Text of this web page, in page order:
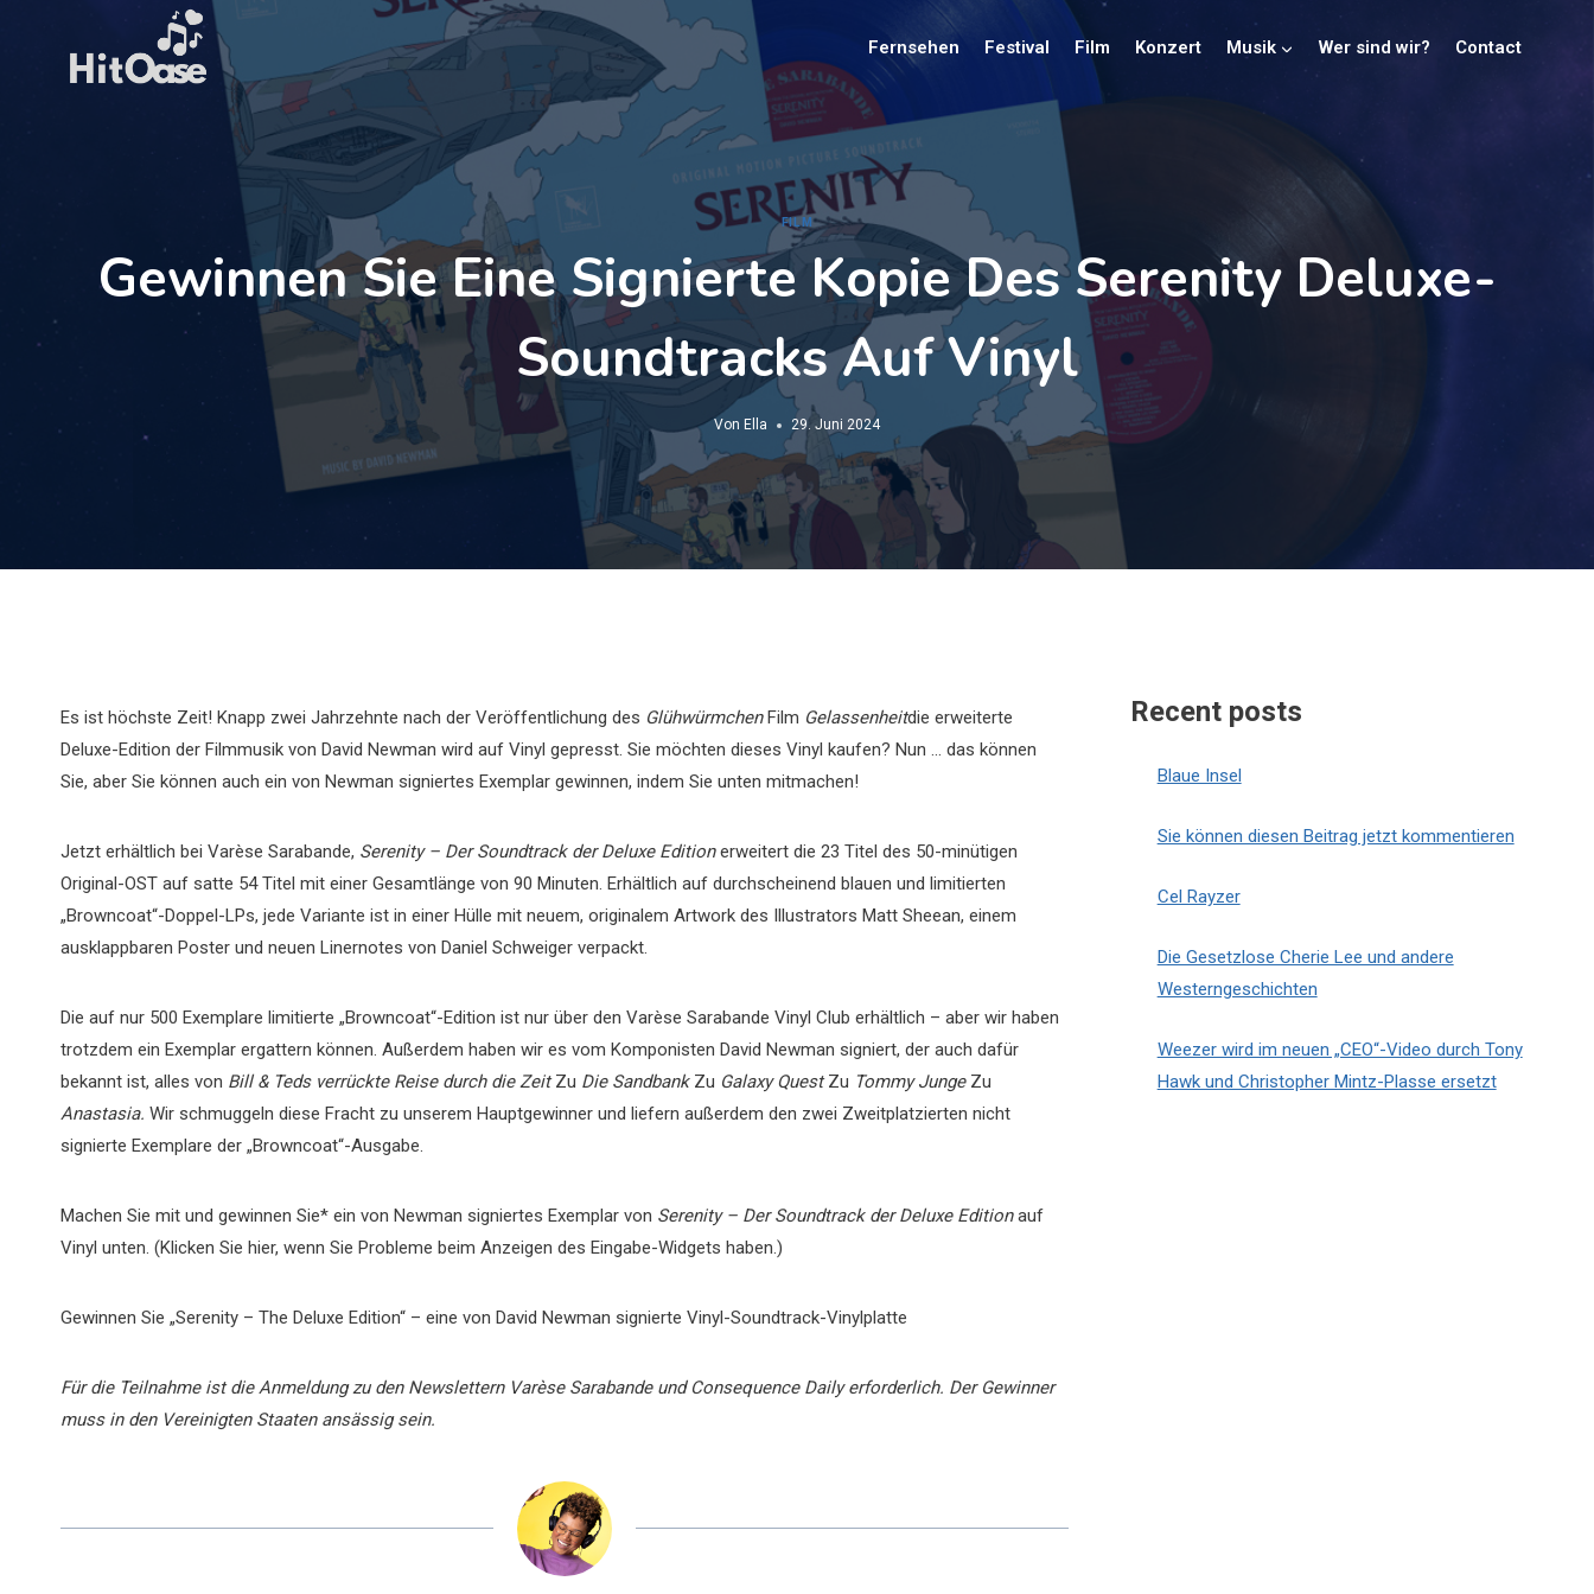
Fernsehen Festival Film Konzert Musik Wer sind wir? Contact
FILM
Gewinnen Sie Eine Signierte Kopie Des Serenity Deluxe-
Soundtracks Auf Vinyl
Von Ella 29. Juni 2024
Es ist höchste Zeit! Knapp zwei Jahrzehnte nach der Veröffentlichung des GlühwürmchenFilm Gelassenheitdie erweiterte
Deluxe-Edition der Filmmusik von David Newman wird auf Vinyl gepresst. Sie möchten dieses Vinyl kaufen? Nun … das können
Sie, aber Sie können auch ein von Newman signiertes Exemplar gewinnen, indem Sie unten mitmachen!
Jetzt erhältlich bei Varèse Sarabande, Serenity – Der Soundtrack der Deluxe Editionerweitert die 23 Titel des 50-minütigen
Original-OST auf satte 54 Titel mit einer Gesamtlänge von 90 Minuten. Erhältlich auf durchscheinend blauen und limitierten
„Browncoat“-Doppel-LPs, jede Variante ist in einer Hülle mit neuem, originalem Artwork des Illustrators Matt Sheean, einem
ausklappbaren Poster und neuen Linernotes von Daniel Schweiger verpackt.
Die auf nur 500 Exemplare limitierte „Browncoat“-Edition ist nur über den Varèse Sarabande Vinyl Club erhältlich – aber wir haben
trotzdem ein Exemplar ergattern können. Außerdem haben wir es vom Komponisten David Newman signiert, der auch dafür
bekannt ist, alles von Bill & Teds verrückte Reise durch die ZeitZu Die SandbankZu Galaxy QuestZu Tommy Junge Zu
Anastasia. Wir schmuggeln diese Fracht zu unserem Hauptgewinner und liefern außerdem den zwei Zweitplatzierten nicht
signierte Exemplare der „Browncoat“-Ausgabe.
Machen Sie mit und gewinnen Sie* ein von Newman signiertes Exemplar von Serenity – Der Soundtrack der Deluxe Editionauf
Vinyl unten. (Klicken Sie hier, wenn Sie Probleme beim Anzeigen des Eingabe-Widgets haben.)
Gewinnen Sie „Serenity – The Deluxe Edition“ – eine von David Newman signierte Vinyl-Soundtrack-Vinylplatte
Für die Teilnahme ist die Anmeldung zu den Newslettern Varèse Sarabande und Consequence Daily erforderlich. Der Gewinner
muss in den Vereinigten Staaten ansässig sein.
Recent posts
Blaue Insel
Sie können diesen Beitrag jetzt kommentieren
Cel Rayzer
Die Gesetzlose Cherie Lee und andere
Westerngeschichten
Weezer wird im neuen „CEO“-Video durch Tony
Hawk und Christopher Mintz-Plasse ersetzt